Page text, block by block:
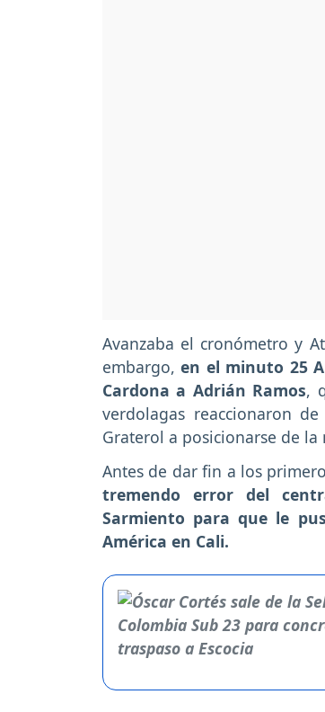
Avanzaba el cronómetro y
embargo, en el minuto 25
Cardona a Adrián Ramos,
verdolagas reaccionaron
Graterol a posicionarse de
Antes de dar fin a los
tremendo error del
Sarmiento para que le
América en Cali.